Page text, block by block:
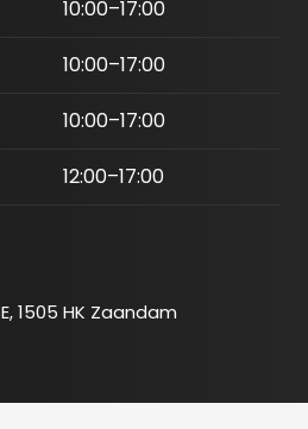
10:00–17:00
10:00–17:00
10:00–17:00
12:00–17:00
1505 HK Zaandam